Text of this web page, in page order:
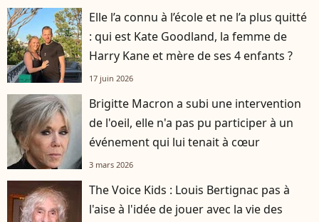
Elle l’a connu à l’école et ne l’a plus quitté
: qui est Kate Goodland, la femme de
Harry Kane et mère de ses 4 enfants ?
17 juin 2026
Brigitte Macron a subi une intervention
de l'oeil, elle n'a pas pu participer à un
événement qui lui tenait à cœur
3 mars 2026
The Voice Kids : Louis Bertignac pas à
l'aise à l'idée de jouer avec la vie des